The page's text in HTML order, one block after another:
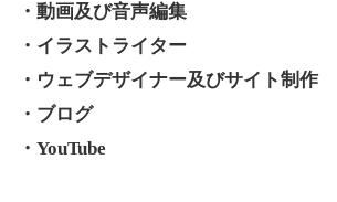
・動画及び音声編集
・イラストライター
・ウェブデザイナー及びサイト制作
・ブログ
・YouTube